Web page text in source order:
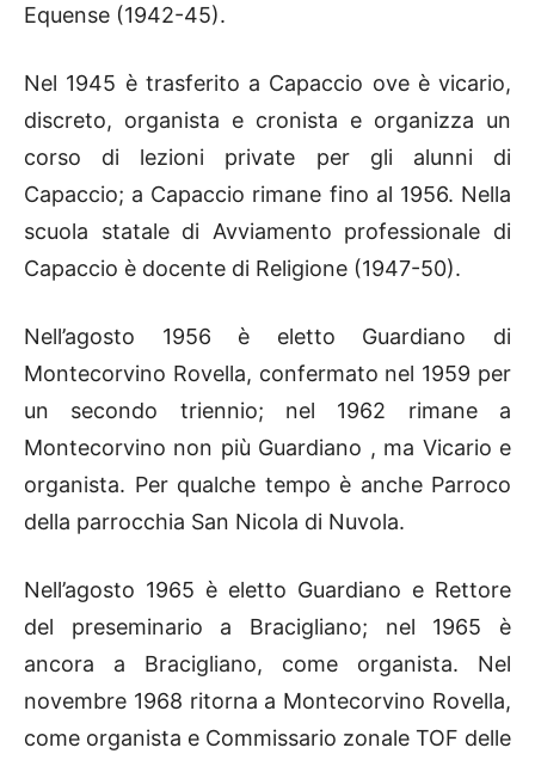
Equense (1942-45).
Nel 1945 è trasferito a Capaccio ove è vicario,
discreto, organista e cronista e organizza un
corso di lezioni private per gli alunni di
Capaccio; a Capaccio rimane fino al 1956. Nella
scuola statale di Avviamento professionale di
Capaccio è docente di Religione (1947-50).
Nell’agosto 1956 è eletto Guardiano di
Montecorvino Rovella, confermato nel 1959 per
un secondo triennio; nel 1962 rimane a
Montecorvino non più Guardiano , ma Vicario e
organista. Per qualche tempo è anche Parroco
della parrocchia San Nicola di Nuvola.
Nell’agosto 1965 è eletto Guardiano e Rettore
del preseminario a Bracigliano; nel 1965 è
ancora a Bracigliano, come organista. Nel
novembre 1968 ritorna a Montecorvino Rovella,
come organista e Commissario zonale TOF delle